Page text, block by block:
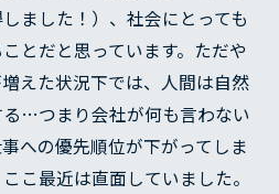
ました！）、社会にとっても
とだと思っています。ただや
えた状況下では、人間は自然
…つまり会社が何も言わない
への優先順位が下がってしま
こ最近は直面していました。